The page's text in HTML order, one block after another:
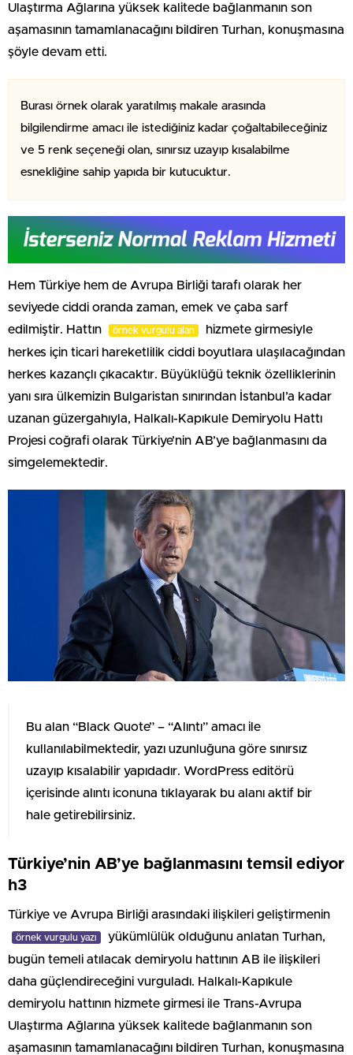
Ulaştırma Ağlarına yüksek kalitede bağlanmanın son
aşamasının tamamlanacağını bildiren Turhan, konuşmasına
şöyle devam etti.
Burası örnek olarak yaratılmış makale arasında
bilgilendirme amacı ile istediğiniz kadar çoğaltabileceğiniz
ve 5 renk seçeneği olan, sınırsız uzayıp kısalabilme
esnekliğine sahip yapıda bir kutucuktur.
Hem Türkiye hem de Avrupa Birliği tarafı olarak her
seviyede ciddi oranda zaman, emek ve çaba sarf
edilmiştir. Hattın
örnek vurgulu alan
hizmete girmesiyle
herkes için ticari hareketlilik ciddi boyutlara ulaşılacağından
herkes kazançlı çıkacaktır. Büyüklüğü teknik özelliklerinin
yanı sıra ülkemizin Bulgaristan sınırından İstanbul’a kadar
uzanan güzergahıyla, Halkalı-Kapıkule Demiryolu Hattı
Projesi coğrafi olarak Türkiye’nin AB’ye bağlanmasını da
simgelemektedir.
Bu alan “Black Quote” – “Alıntı” amacı ile
kullanılabilmektedir, yazı uzunluğuna göre sınırsız
uzayıp kısalabilir yapıdadır. WordPress editörü
içerisinde alıntı iconuna tıklayarak bu alanı aktif bir
hale getirebilirsiniz.
Türkiye’nin AB’ye bağlanmasını temsil ediyor
h3
Türkiye ve Avrupa Birliği arasındaki ilişkileri geliştirmenin
örnek vurgulu yazı
yükümlülük olduğunu anlatan Turhan,
bugün temeli atılacak demiryolu hattının AB ile ilişkileri
daha güçlendireceğini vurguladı. Halkalı-Kapıkule
demiryolu hattının hizmete girmesi ile Trans-Avrupa
Ulaştırma Ağlarına yüksek kalitede bağlanmanın son
aşamasının tamamlanacağını bildiren Turhan, konuşmasına